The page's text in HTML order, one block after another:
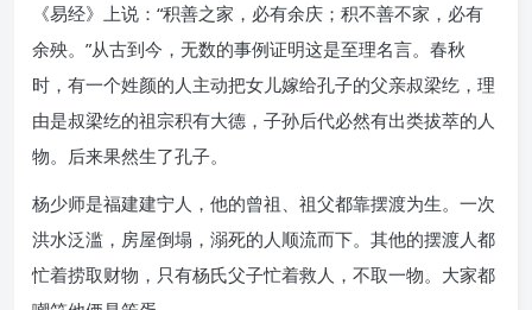
《易经》上说：“积善之家，必有余庆；积不善不家，必有
余殃。”从古到今，无数的事例证明这是至理名言。春秋
时，有一个姓颜的人主动把女儿嫁给孔子的父亲叔梁纥，理
由是叔梁纥的祖宗积有大德，子孙后代必然有出类拔萃的人
物。后来果然生了孔子。
杨少师是福建建宁人，他的曾祖、祖父都靠摆渡为生。一次
洪水泛滥，房屋倒塌，溺死的人顺流而下。其他的摆渡人都
忙着捞取财物，只有杨氏父子忙着救人，不取一物。大家都